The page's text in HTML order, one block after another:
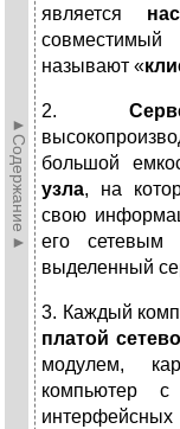
►Содержание►
является
называют «
2.
большой
узла, на
свою
его сетевым
выделенный
3. Каждый
платой
модулем,
компьютер с